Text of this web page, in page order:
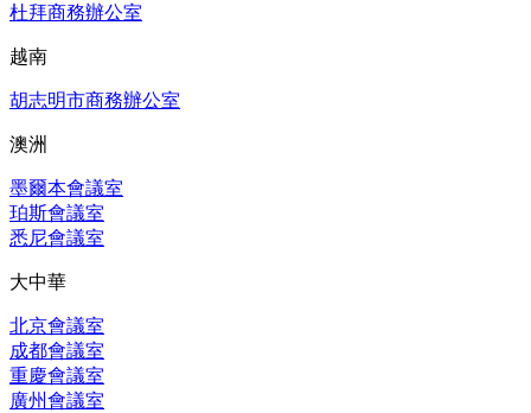
杜拜商務辦公室
越南
胡志明市商務辦公室
澳洲
墨爾本會議室
珀斯會議室
悉尼會議室
大中華
北京會議室
成都會議室
重慶會議室
廣州會議室